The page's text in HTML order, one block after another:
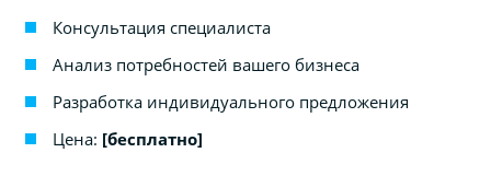
Консультация специалиста
Анализ потребностей вашего бизнеса
Разработка индивидуального предложения
Цена: [бесплатно]